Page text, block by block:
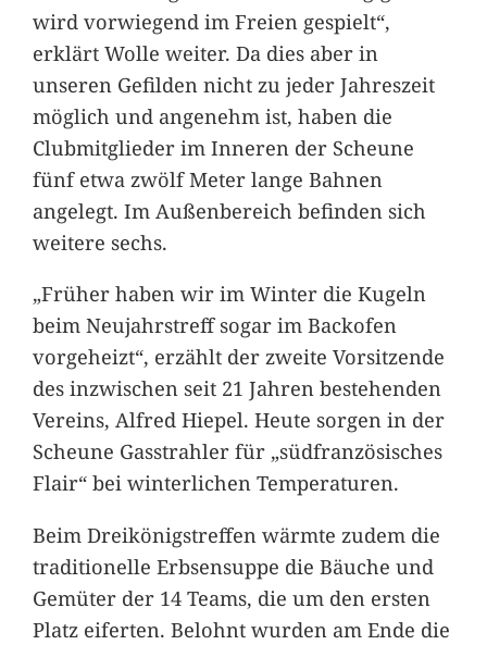
wird vorwiegend im Freien gespielt“,
erklärt Wolle weiter. Da dies aber in
unseren Gefilden nicht zu jeder Jahreszeit
möglich und angenehm ist, haben die
Clubmitglieder im Inneren der Scheune
fünf etwa zwölf Meter lange Bahnen
angelegt. Im Außenbereich befinden sich
weitere sechs.
„Früher haben wir im Winter die Kugeln
beim Neujahrstreff sogar im Backofen
vorgeheizt“, erzählt der zweite Vorsitzende
des inzwischen seit 21 Jahren bestehenden
Vereins, Alfred Hiepel. Heute sorgen in der
Scheune Gasstrahler für „südfranzösisches
Flair“ bei winterlichen Temperaturen.
Beim Dreikönigstreffen wärmte zudem die
traditionelle Erbsensuppe die Bäuche und
Gemüter der 14 Teams, die um den ersten
Platz eiferten. Belohnt wurden am Ende die